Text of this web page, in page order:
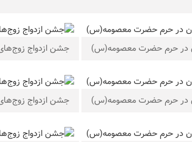
در حرم حضرت معصومه(س) جشن ازدواج
در حرم حضرت معصومه(س) جشن ازدواج